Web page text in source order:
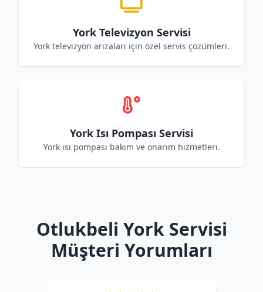
York Televizyon Servisi
York televizyon arızaları için özel servis çözümleri.
York Isı Pompası Servisi
York ısı pompası bakım ve onarım hizmetleri.
Otlukbeli York Servisi
Müşteri Yorumları